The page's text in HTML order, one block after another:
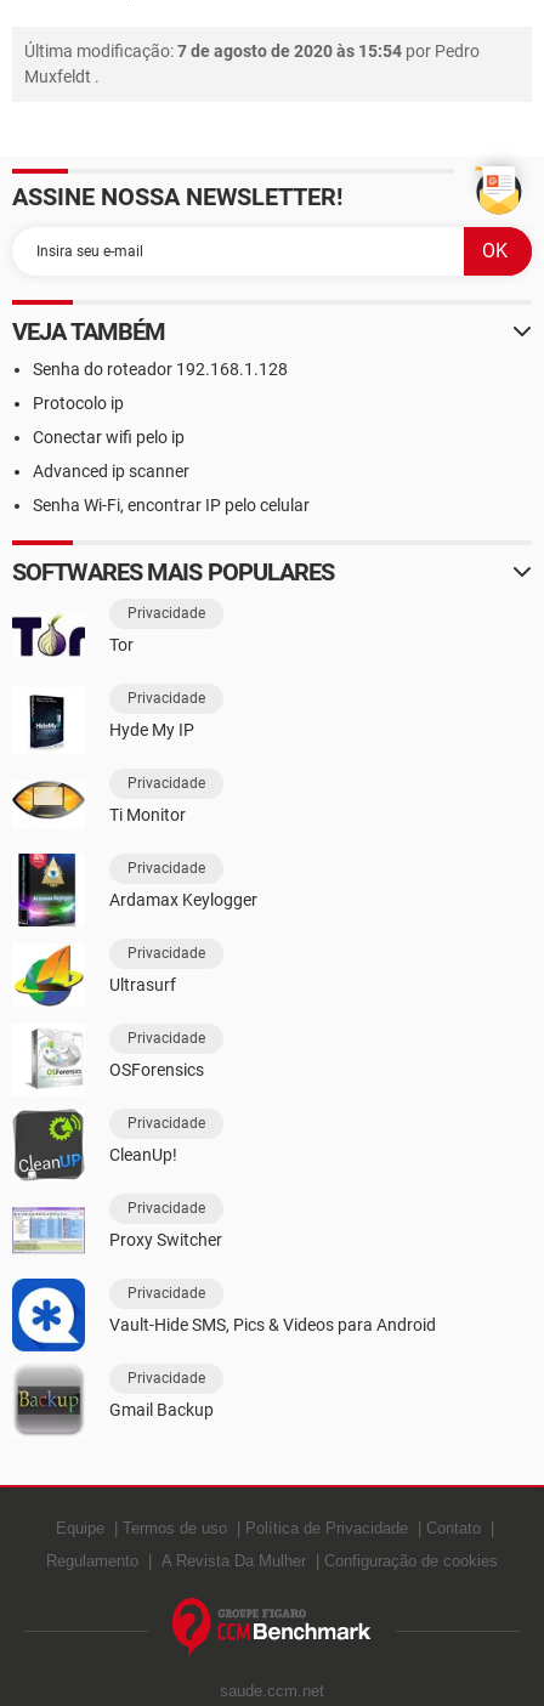
Última modificação:7 de agosto de 2020 às 15:54 por Pedro
Muxfeldt .
ASSINE NOSSA NEWSLETTER!
VEJA TAMBÉM
Senha do roteador 192.168.1.128
Protocolo ip
Conectar wifi pelo ip
Advanced ip scanner
Senha Wi-Fi, encontrar IP pelo celular
SOFTWARES MAIS POPULARES
Privacidade
Tor
Privacidade
Hyde My IP
Privacidade
Ti Monitor
Privacidade
Ardamax Keylogger
Privacidade
Ultrasurf
Privacidade
OSForensics
Privacidade
CleanUp!
Privacidade
Proxy Switcher
Privacidade
Vault-Hide SMS, Pics & Videos para Android
Privacidade
Gmail Backup
Equipe Termos de uso Política de Privacidade
Contato
Regulamento
A Revista Da Mulher Configuração de cookies
saude.ccm.net